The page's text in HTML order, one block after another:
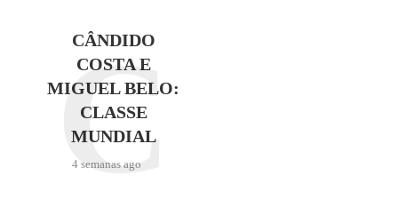
CÂNDIDO
COSTA E
MIGUEL BELO:
CLASSE
MUNDIAL
4 semanas ago
C